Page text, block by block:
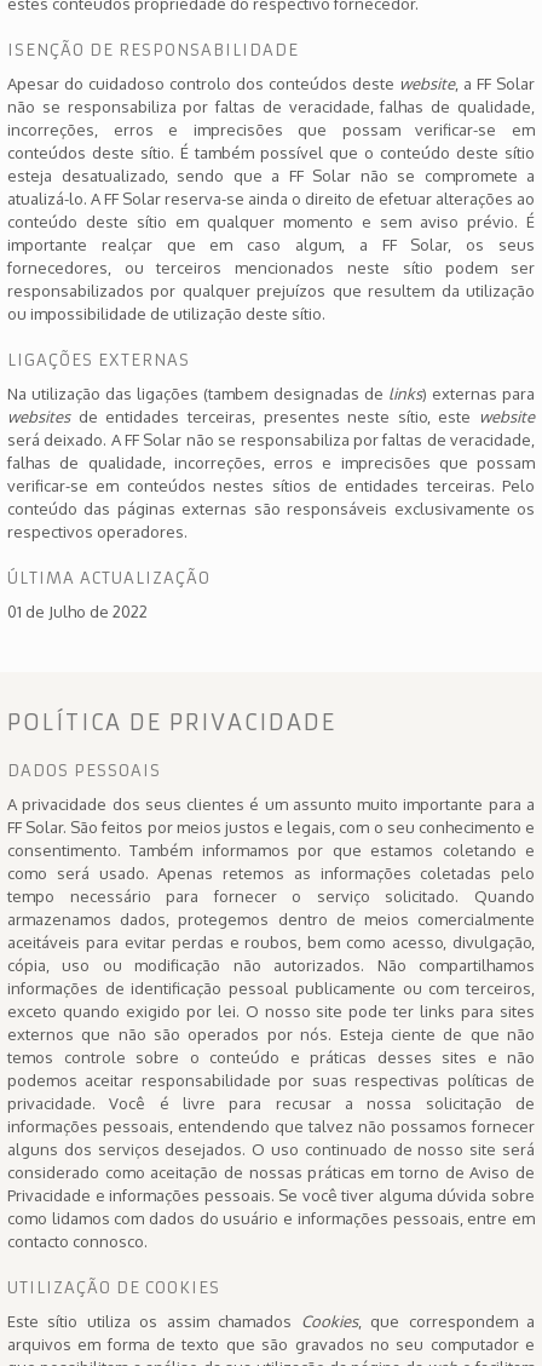
ISENÇÃO DE RESPONSABILIDADE
Apesar do cuidadoso controlo dos conteúdos deste website, a FF Solar
não se responsabiliza por faltas de veracidade, falhas de qualidade,
incorreções, erros e imprecisões que possam verificar-se em
conteúdos deste sítio. É também possível que o conteúdo deste sítio
esteja desatualizado, sendo que a FF Solar não se compromete a
atualizá-lo. A FF Solar reserva-se ainda o direito de efetuar alterações ao
conteúdo deste sítio em qualquer momento e sem aviso prévio. É
importante realçar que em caso algum, a FF Solar, os seus
fornecedores, ou terceiros mencionados neste sítio podem ser
responsabilizados por qualquer prejuízos que resultem da utilização
ou impossibilidade de utilização deste sítio.
LIGAÇÕES EXTERNAS
Na utilização das ligações (tambem designadas de links) externas para
websitesde entidades terceiras, presentes neste sítio, este
website
será deixado. A FF Solar não se responsabiliza por faltas de veracidade,
falhas de qualidade, incorreções, erros e imprecisões que possam
verificar-se em conteúdos nestes sítios de entidades terceiras. Pelo
conteúdo das páginas externas são responsáveis exclusivamente os
respectivos operadores.
ÚLTIMA ACTUALIZAÇÃO
01 de Julho de 2022
POLÍTICA DE PRIVACIDADE
DADOS PESSOAIS
A privacidade dos seus clientes é um assunto muito importante para a
FF Solar. São feitos por meios justos e legais, com o seu conhecimento e
consentimento. Também informamos por que estamos coletando e
como será usado. Apenas retemos as informações coletadas pelo
tempo necessário para fornecer o serviço solicitado. Quando
armazenamos dados, protegemos dentro de meios comercialmente
aceitáveis ​​para evitar perdas e roubos, bem como acesso, divulgação,
cópia, uso ou modificação não autorizados. Não compartilhamos
informações de identificação pessoal publicamente ou com terceiros,
exceto quando exigido por lei. O nosso site pode ter links para sites
externos que não são operados por nós. Esteja ciente de que não
temos controle sobre o conteúdo e práticas desses sites e não
podemos aceitar responsabilidade por suas respectivas políticas de
privacidade. Você é livre para recusar a nossa solicitação de
informações pessoais, entendendo que talvez não possamos fornecer
alguns dos serviços desejados. O uso continuado de nosso site será
considerado como aceitação de nossas práticas em torno de Aviso de
Privacidade e informações pessoais. Se você tiver alguma dúvida sobre
como lidamos com dados do usuário e informações pessoais, entre em
contacto connosco.
UTILIZAÇÃO DE COOKIES
Este sítio utiliza os assim chamados Cookies, que correspondem a
arquivos em forma de texto que são gravados no seu computador e